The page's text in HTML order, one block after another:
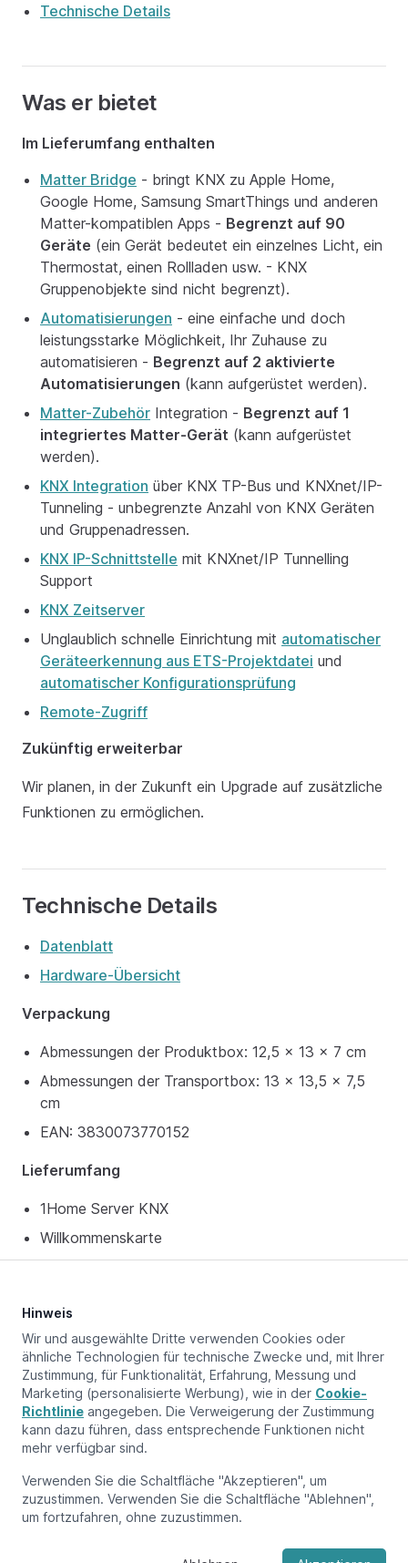
Technische Details
Was er bietet
Im Lieferumfang enthalten
Matter Bridge - bringt KNX zu Apple Home,
Google Home, Samsung SmartThings und anderen
Matter-kompatiblen Apps - Begrenzt auf 90
Geräte (ein Gerät bedeutet ein einzelnes Licht, ein
Thermostat, einen Rollladen usw. - KNX
Gruppenobjekte sind nicht begrenzt).
Automatisierungen - eine einfache und doch
leistungsstarke Möglichkeit, Ihr Zuhause zu
automatisieren - Begrenzt auf 2 aktivierte
Automatisierungen (kann aufgerüstet werden).
Matter-Zubehör Integration - Begrenzt auf 1
integriertes Matter-Gerät (kann aufgerüstet
werden).
KNX Integration über KNX TP-Bus und KNXnet/IP-
Tunneling - unbegrenzte Anzahl von KNX Geräten
und Gruppenadressen.
KNX IP-Schnittstelle mit KNXnet/IP Tunnelling
Support
KNX Zeitserver
Unglaublich schnelle Einrichtung mit automatischer
Geräteerkennung aus ETS-Projektdatei und
automatischer Konfigurationsprüfung
Remote-Zugriff
Zukünftig erweiterbar
Wir planen, in der Zukunft ein Upgrade auf zusätzliche
Funktionen zu ermöglichen.
Technische Details
Datenblatt
Hardware-Übersicht
Verpackung
Abmessungen der Produktbox: 12,5 x 13 x 7 cm
Abmessungen der Transportbox: 13 x 13,5 x 7,5
cm
EAN: 3830073770152
Lieferumfang
1Home Server KNX
Willkommenskarte
Zusätzliches Geräteetikett (Seriennummer,
⚠️Nicht enthalten
sind nicht im Lieferumfang enthalten.
Aktualisiert am:July 17, 2025
Nächste Seite
Hinweis
Wir und ausgewählte Dritte verwenden Cookies oder
ähnliche Technologien für technische Zwecke und, mit Ihrer
Zustimmung, für Funktionalität, Erfahrung, Messung und
Marketing (personalisierte Werbung), wie in der Cookie-
Richtlinie angegeben. Die Verweigerung der Zustimmung
kann dazu führen, dass entsprechende Funktionen nicht
mehr verfügbar sind.
Verwenden Sie die Schaltfläche "Akzeptieren", um
zuzustimmen. Verwenden Sie die Schaltfläche "Ablehnen",
um fortzufahren, ohne zuzustimmen.